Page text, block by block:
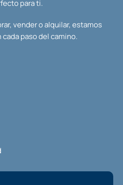
para ti.
vender o alquilar, estamos
paso del camino.